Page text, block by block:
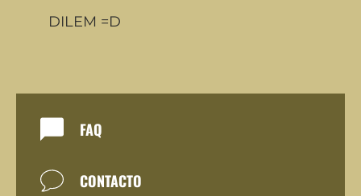
DILEM =D
FAQ
CONTACTO